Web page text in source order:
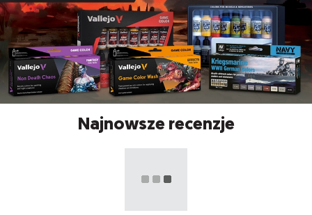
Najnowsze recenzje